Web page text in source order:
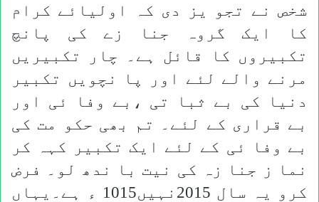
شخص نے تجو یز دی کہ اولیائے کرام
کا ایک گروہ جنا زے کی پانچ
تکبیروں کا قائل ہے۔ چار تکبیریں
مرنے والے لئے اور پا نچویں تکبیر
دنیا کی بے ثبا تی ،بے وفا ئی اور
بے قراری کے لئے۔ تم بھی حکو مت کی
بے وفا ئی کے لئے ایک تکبیر کہہ کر
نما ز جنا زہ کی نیت با ندھ لو۔ فرض
کرو یہ سال 2015نہیں1015 ء ہے۔یہاں